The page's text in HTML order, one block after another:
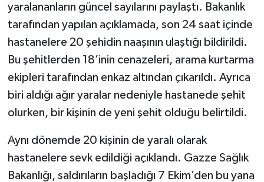
yaralananların güncel sayılarını paylaştı. Bakanlık
tarafından yapılan açıklamada, son 24 saat içinde
hastanelere 20 şehidin naaşının ulaştığı bildirildi.
Bu şehitlerden 18’inin cenazeleri, arama kurtarma
ekipleri tarafından enkaz altından çıkarıldı. Ayrıca
biri aldığı ağır yaralar nedeniyle hastanede şehit
olurken, bir kişinin de yeni şehit olduğu belirtildi.
Aynı dönemde 20 kişinin de yaralı olarak
hastanelere sevk edildiği açıklandı. Gazze Sağlık
Bakanlığı, saldırıların başladığı 7 Ekim’den bu yana